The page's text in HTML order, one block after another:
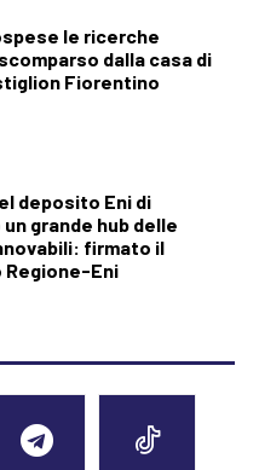
le ricerche
dalla casa di
Fiorentino
deposito Eni di
grande hub delle
firmato il
Eni